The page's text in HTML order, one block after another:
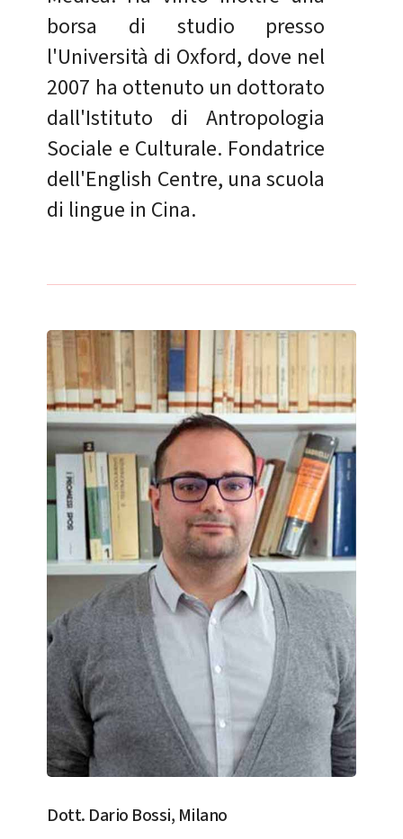
borsa di studio presso
l'Università di Oxford, dove nel
2007 ha ottenuto un dottorato
dall'Istituto di Antropologia
Sociale e Culturale. Fondatrice
dell'English Centre, una scuola
di lingue in Cina.
Dott. Dario Bossi, Milano